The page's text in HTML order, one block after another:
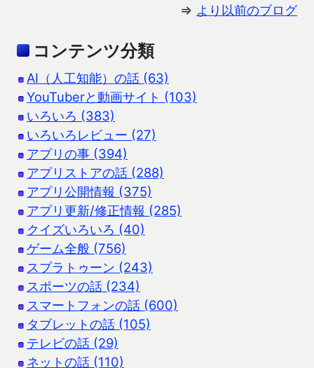
⇒ より以前のブログ
コンテンツ分類
AI（人工知能）の話 (63)
YouTuberと動画サイト (103)
いろいろ (383)
いろいろレビュー (27)
アプリの事 (394)
アプリストアの話 (288)
アプリ公開情報 (375)
アプリ更新/修正情報 (285)
クイズいろいろ (40)
ゲーム全般 (756)
スプラトゥーン (243)
スポーツの話 (234)
スマートフォンの話 (600)
タブレットの話 (105)
テレビの話 (29)
ネットの話 (110)